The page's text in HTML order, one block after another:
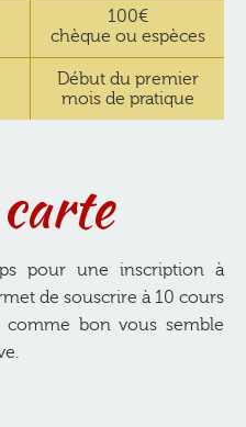
100€
chèque ou espèces
Début du premier
mois de pratique
pour une inscription à
de souscrire à 10 cours
comme bon vous semble